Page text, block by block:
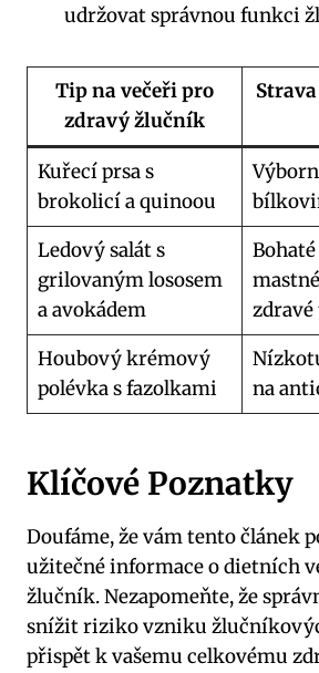
udržovat správnou funkci
Tip na večeři pro
zdravý žlučník
Kuřecí prsa s
brokolicí a quinoou
Ledový salát s
grilovaným lososem
a avokádem
Houbový krémový
polévka s fazolkami
na
Klíčové Poznatky
Doufáme, že vám tento článek
užitečné informace o dietních
žlučník. Nezapomeňte, že
snížit riziko vzniku
přispět k vašemu celkovému